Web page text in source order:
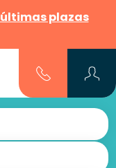
últimas plazas